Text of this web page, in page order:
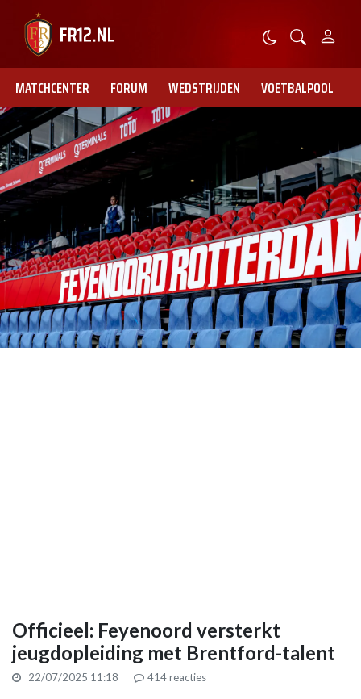
MATCHCENTER FORUM WEDSTRIJDEN VOETBALPOOL
Officieel: Feyenoord versterkt
jeugdopleiding met Brentford-talent
22/07/2025 11:18 414reacties